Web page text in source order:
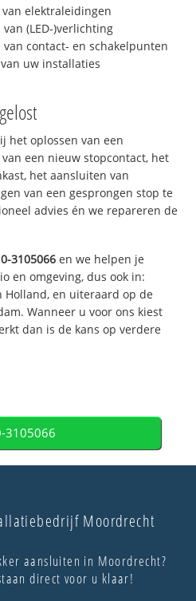
elektraleidingen
(LED-)verlichting
contact- en schakelpunten
uw installaties
het oplossen van een
een nieuw stopcontact, het
het aansluiten van
van een gesprongen stop te
advies én we repareren de
3105066 en we helpen je
en omgeving, dus ook in:
Holland, en uiteraard op de
Wanneer u voor ons kiest
dan is de kans op verdere
3105066
Moordrecht
aansluiten in Moordrecht?
direct voor u klaar!